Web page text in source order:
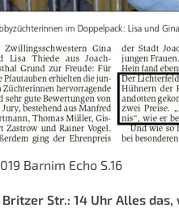
Barnim Echo S.16
Str.: 14 Uhr Alles